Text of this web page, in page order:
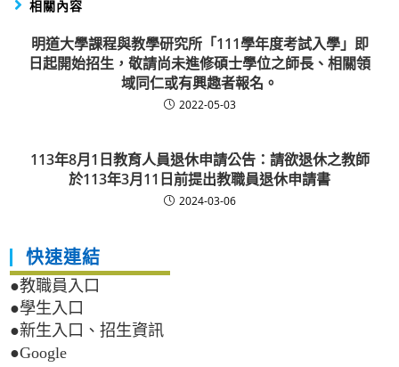
相關內容
明道大學課程與教學研究所「111學年度考試入學」即
日起開始招生，敬請尚未進修碩士學位之師長、相關領
域同仁或有興趣者報名。
2022-05-03
113年8月1日教育人員退休申請公告：請欲退休之教師
於113年3月11日前提出教職員退休申請書
2024-03-06
快速連結
●教職員入口
●學生入口
●新生入口、招生資訊
●Google